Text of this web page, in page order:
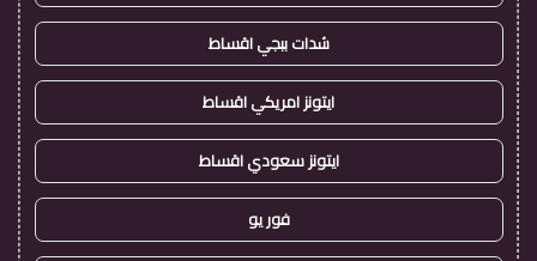
شدات ببجي اقساط
ايتونز امريكي اقساط
ايتونز سعودي اقساط
فور يو